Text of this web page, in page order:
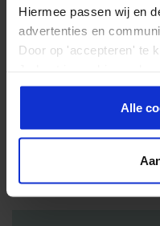
Hiermee passen wij en
advertenties en
Door op 'accepteren' te
er meer over in ons
Alle